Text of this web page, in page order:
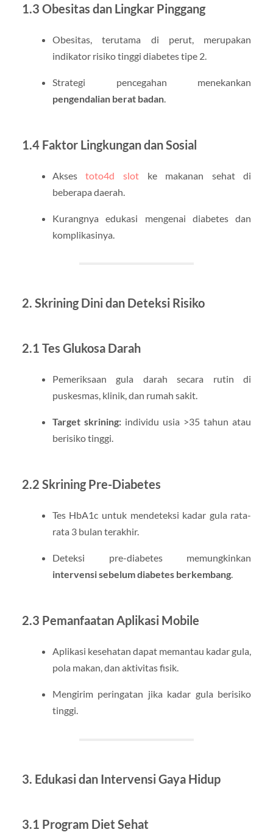
1.3 Obesitas dan Lingkar Pinggang
Obesitas, terutama di perut, merupakan
indikator risiko tinggi diabetes tipe 2.
Strategi pencegahan menekankan
pengendalian berat badan.
1.4 Faktor Lingkungan dan Sosial
Aksestoto4d slotke makanan sehat di
beberapa daerah.
Kurangnya edukasi mengenai diabetes dan
komplikasinya.
2. Skrining Dini dan Deteksi Risiko
2.1 Tes Glukosa Darah
Pemeriksaan gula darah secara rutin di
puskesmas, klinik, dan rumah sakit.
Target skrining:individu usia >35 tahun atau
berisiko tinggi.
2.2 Skrining Pre-Diabetes
Tes HbA1c untuk mendeteksi kadar gula rata-
rata 3 bulan terakhir.
Deteksi pre-diabetes memungkinkan
intervensi sebelum diabetes berkembang.
2.3 Pemanfaatan Aplikasi Mobile
Aplikasi kesehatan dapat memantau kadar gula,
pola makan, dan aktivitas fisik.
Mengirim peringatan jika kadar gula berisiko
tinggi.
3. Edukasi dan Intervensi Gaya Hidup
3.1 Program Diet Sehat